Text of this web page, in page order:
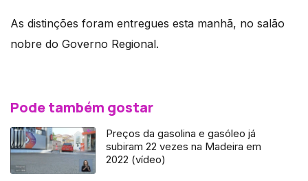
As distinções foram entregues esta manhã, no salão
nobre do Governo Regional.
Pode também gostar
Preços da gasolina e gasóleo já
subiram 22 vezes na Madeira em
2022 (vídeo)